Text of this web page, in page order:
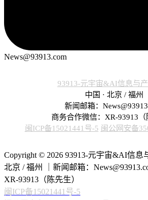
News@93913.com
93913-元宇宙&AI信息与
中国 · 北京 / 福州
新闻邮箱：
商务合作微信：XR-93913（
闽ICP备15021441号-5 闽公网安备
Copyright © 2026 93913-元宇宙&AI信息
北京 / 福州 ｜新闻邮箱：
XR-93913（陈先生）
闽ICP备15021441号-5